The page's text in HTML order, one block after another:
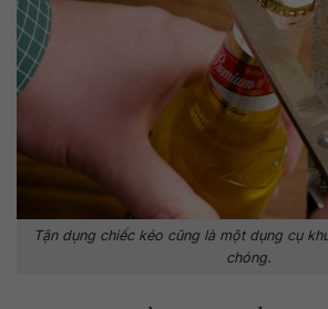
Tận dụng chiếc kéo cũng là một dụng cụ
chóng.